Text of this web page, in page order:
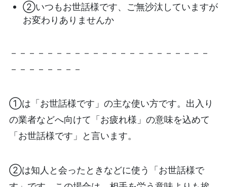
②いつもお世話様です、ご無沙汰していますが
お変わりありませんか
－－－－－－－－－－－－－－－－－－－－－－
－－－－－－－－
①は「お世話様です」の主な使い方です。出入り
の業者などへ向けて「お疲れ様」の意味を込めて
「お世話様です」と言います。
②は知人と会ったときなどに使う「お世話様で